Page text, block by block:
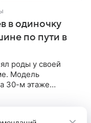
в одиночку
по пути в
роды у своей
Модель
30-м этаже